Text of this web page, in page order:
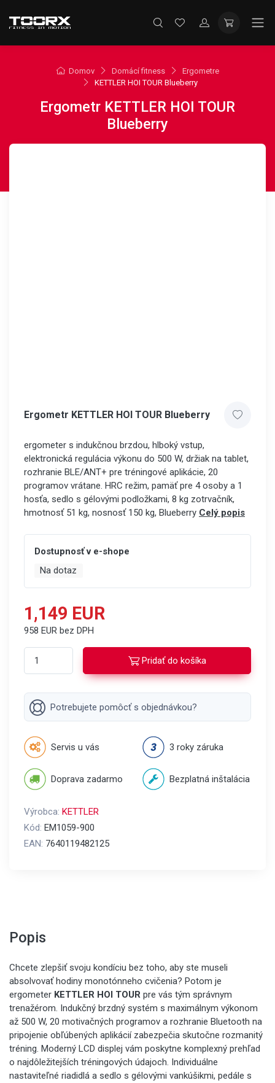
Domov Domácí fitness
Ergometre
KETTLER HOI TOUR Blueberry
Ergometr KETTLER HOI TOUR
Blueberry
Ergometr KETTLER HOI TOUR Blueberry
ergometer s indukčnou brzdou, hlboký vstup,
elektronická regulácia výkonu do 500 W, držiak na tablet,
rozhranie BLE/ANT+ pre tréningové aplikácie, 20
programov vrátane. HRC režim, pamäť pre 4 osoby a 1
hosťa, sedlo s gélovými podložkami, 8 kg zotrvačník,
hmotnosť 51 kg, nosnosť 150 kg, Blueberry Celý popis
Dostupnosť v e-shope
Na dotaz
1,149 EUR
958 EUR bez DPH
Pridať do košíka
Potrebujete pomôcť s objednávkou?
Servis u vás 3 roky záruka
Doprava zadarmo Bezplatná inštalácia
Výrobca: KETTLER
Kód: EM1059-900
EAN: 7640119482125
Popis
Chcete zlepšiť svoju kondíciu bez toho, aby ste museli
absolvovať hodiny monotónneho cvičenia? Potom je
ergometer KETTLER HOI TOUR pre vás tým správnym
trenažérom. Indukčný brzdný systém s maximálnym výkonom
až 500 W, 20 motivačných programov a rozhranie Bluetooth na
pripojenie obľúbených aplikácií zabezpečia skutočne rozmanitý
tréning. Moderný LCD displej vám poskytne komplexný prehľad
o najdôležitejších tréningových údajoch. Individuálne
nastaviteľné riadidlá a sedlo s gélovými vankúšikmi, pedále s